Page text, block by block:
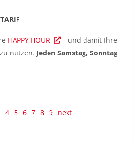
HAPPY HOUR
– und damit Ihre
nutzen. Jeden Samstag, Sonntag
4 5 6 7 8 9 next